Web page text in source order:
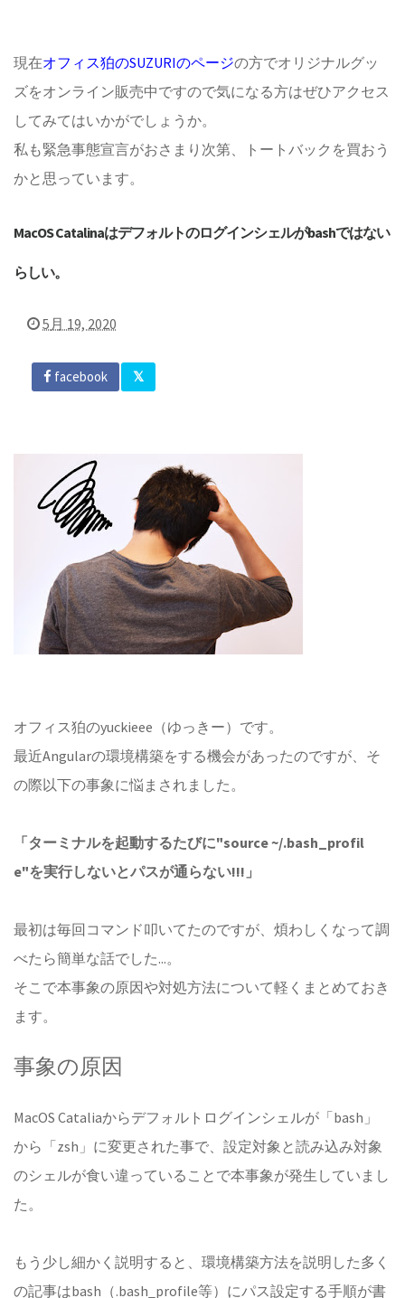
現在オフィス狛のSUZURIのページの方でオリジナルグッ
ズをオンライン販売中ですので気になる方はぜひアクセス
してみてはいかがでしょうか。
私も緊急事態宣言がおさまり次第、トートバックを買おう
かと思っています。
MacOS Catalinaはデフォルトのログインシェルがbashではない
らしい。
5月 19, 2020
facebook
オフィス狛のyuckieee（ゆっきー）です。
最近Angularの環境構築をする機会があったのですが、そ
の際以下の事象に悩まされました。
「ターミナルを起動するたびに"source ~/.bash_profil
e"を実行しないとパスが通らない!!!」
最初は毎回コマンド叩いてたのですが、煩わしくなって調
べたら簡単な話でした...。
そこで本事象の原因や対処方法について軽くまとめておき
ます。
事象の原因
MacOS Cataliaからデフォルトログインシェルが「bash」
から「zsh」に変更された事で、設定対象と読み込み対象
のシェルが食い違っていることで本事象が発生していまし
た。
もう少し細かく説明すると、環境構築方法を説明した多く
の記事はbash（.bash_profile等）にパス設定する手順が書